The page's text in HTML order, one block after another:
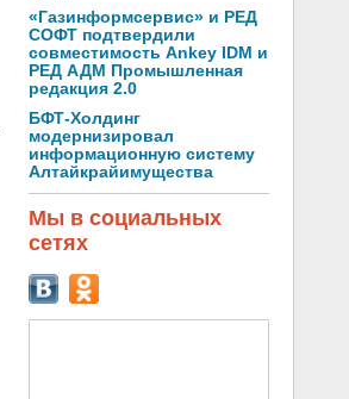
«Газинформсервис» и РЕД
СОФТ подтвердили
совместимость Ankey IDM и
РЕД АДМ Промышленная
редакция 2.0
БФТ-Холдинг
модернизировал
информационную систему
Алтайкрайимущества
Мы в социальных
сетях